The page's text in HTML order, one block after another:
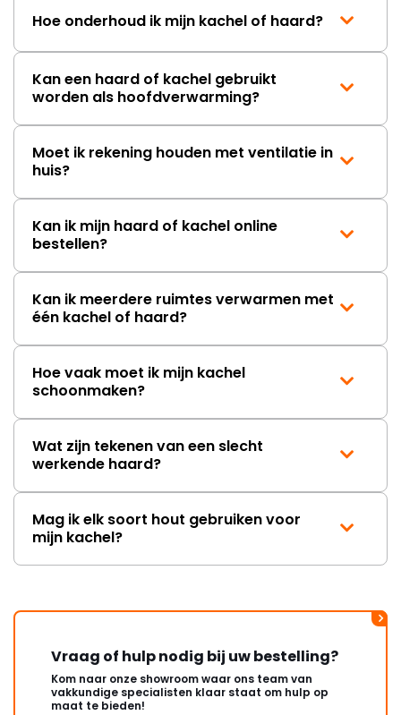
Hoe onderhoud ik mijn kachel of haard?
Kan een haard of kachel gebruikt
worden als hoofdverwarming?
Moet ik rekening houden met ventilatie in
huis?
Kan ik mijn haard of kachel online
bestellen?
Kan ik meerdere ruimtes verwarmen met
één kachel of haard?
Hoe vaak moet ik mijn kachel
schoonmaken?
Wat zijn tekenen van een slecht
werkende haard?
Mag ik elk soort hout gebruiken voor
mijn kachel?
Vraag of hulp nodig bij uw bestelling?
Kom naar onze showroom waar ons team van
vakkundige specialisten klaar staat om hulp op
maat te bieden!